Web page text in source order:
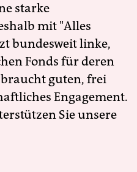
starke
mit "Alles
bundesweit linke,
Fonds für deren
braucht guten, frei
Engagement.
Sie unsere